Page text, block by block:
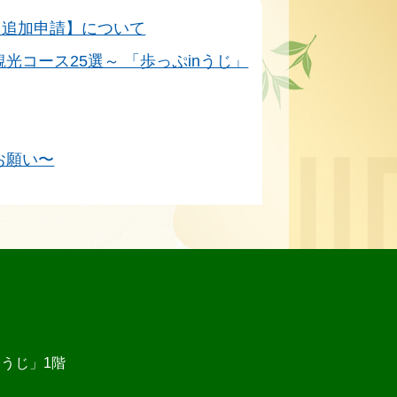
加申請】について
コース25選～ 「歩っぷinうじ」
願い〜
じ」1階